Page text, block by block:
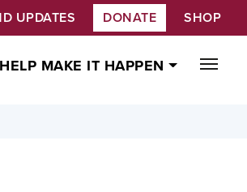
UPDATES DONATE SHOP
HELP MAKE IT HAPPEN